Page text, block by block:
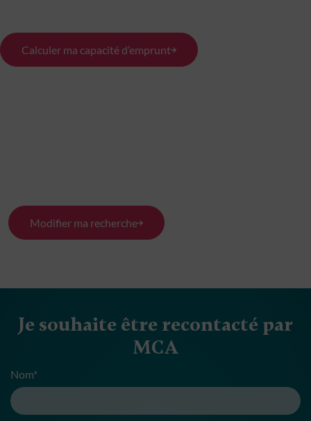
Calculer ma capacité d’emprunt
Modifier ma recherche
Je souhaite être recontacté par
MCA
Nom*